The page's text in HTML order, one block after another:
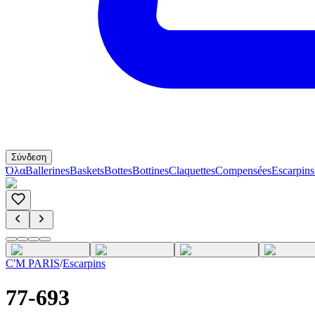
Σύνδεση
ΌλαBallerinesBasketsBottesBottinesClaquettesCompenséesEscarpins
C'M PARIS/Escarpins
77-693